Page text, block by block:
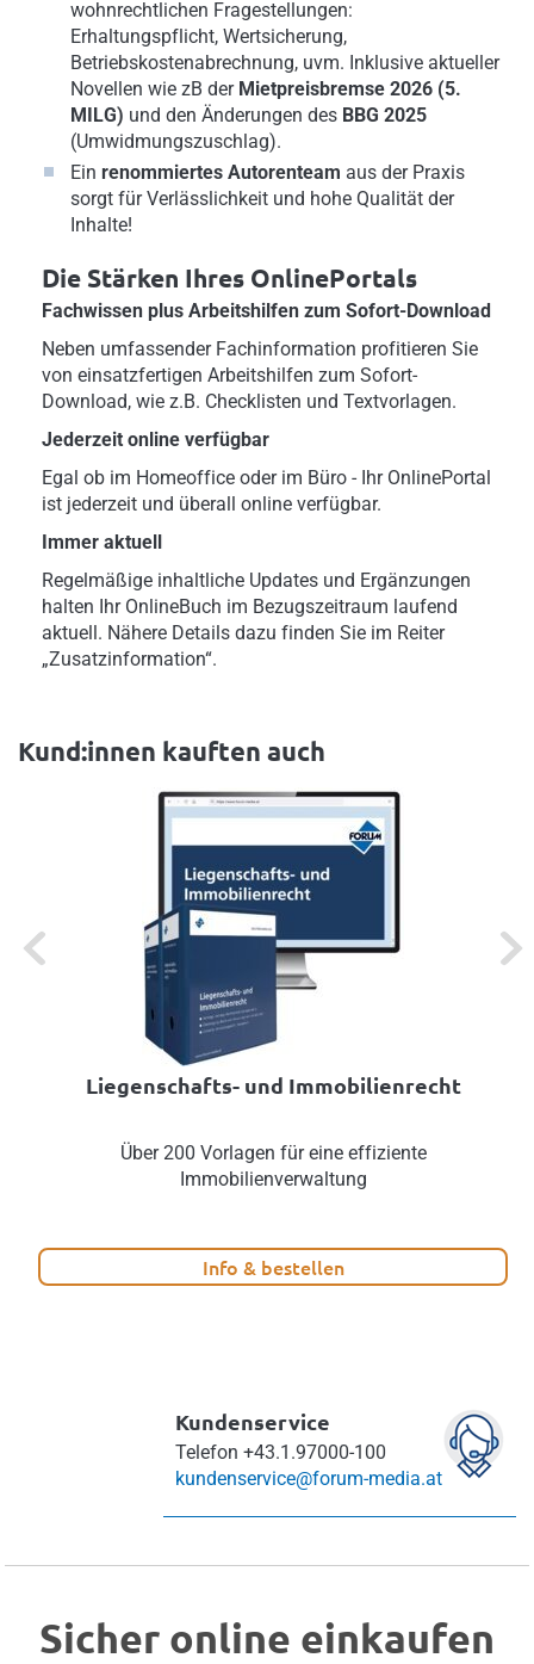
wohnrechtlichen Fragestellungen:
Erhaltungspflicht, Wertsicherung,
Betriebskostenabrechnung, uvm. Inklusive aktueller
Novellen wie zB derMietpreisbremse 2026 (5.
MILG) und den Änderungen des BBG 2025
(Umwidmungszuschlag).
Ein renommiertes Autorenteam aus der Praxis
sorgt für Verlässlichkeit und hohe Qualität der
Inhalte!
Die Stärken Ihres OnlinePortals
Fachwissen plus Arbeitshilfen zum Sofort-Download
Neben umfassender Fachinformation profitieren Sie
von einsatzfertigen Arbeitshilfen zum Sofort-
Download, wie z.B. Checklisten und Textvorlagen.
Jederzeit online verfügbar
Egal ob im Homeoffice oder im Büro - Ihr OnlinePortal
ist jederzeit und überall online verfügbar.
Immer aktuell
Regelmäßige inhaltliche Updates und Ergänzungen
halten Ihr OnlineBuch im Bezugszeitraum laufend
aktuell. Nähere Details dazu finden Sie im Reiter
„Zusatzinformation“.
Kund:innen kauften auch
Previous Next
Liegenschafts- und Immobilienrecht
Über 200 Vorlagen für eine effiziente
Immobilienverwaltung
Info & bestellen
Kundenservice
Telefon +43.1.97000-100
kundenservice@forum-media.at
Sicher online einkaufen